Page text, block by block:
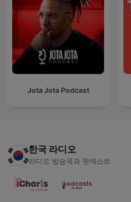
Jota Jota Podcast
한국 라디오
라디오 방송국과 팟캐스트